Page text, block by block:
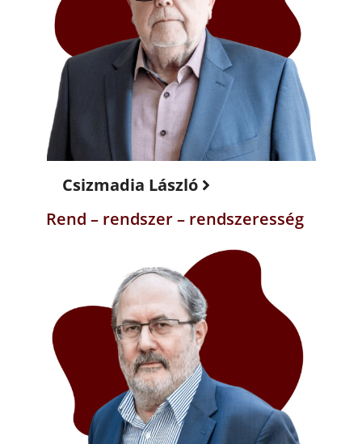
Csizmadia László
Rend – rendszer – rendszeresség